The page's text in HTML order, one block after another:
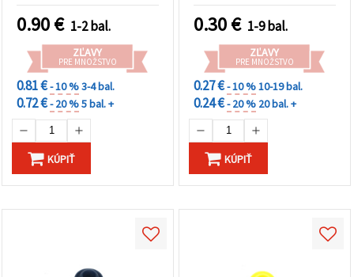
typu
súborov
cookie a
kliknutím
na tlačidlo
"Uložiť"
Prijať
všetko
Nastavenia
0.90€ 1-2 bal.
ZĽAVY
PRE MNOŽSTVO
0.81 €- 10 %3-4 bal.
0.72 €- 20 %5 bal. +
KÚPIŤ
0.30€ 1-9 bal.
ZĽAVY
PRE MNOŽSTVO
0.27 €- 10 %10-19 bal.
0.24 €- 20 % 20 bal. +
KÚPIŤ